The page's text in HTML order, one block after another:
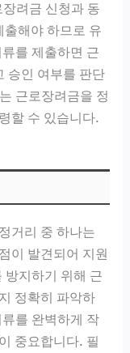
려금 신청과 동
해야 하므로 유
를 제출하면 근
승인 여부를 판단
근로장려금을 정
할 수 있습니다.
거리 중 하나는
이 발견되어 지원
방지하기 위해 근
정확히 파악하
를 완벽하게 작
중요합니다. 필